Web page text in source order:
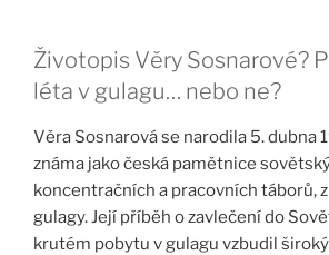
Životopis Věry Sosnarové?
léta v gulagu… nebo ne?
Věra Sosnarová se narodila 5. dubna
známa jako česká pamětnice
koncentračních a pracovních táborů,
gulagy. Její příběh o zavlečení do
krutém pobytu v gulagu vzbudil